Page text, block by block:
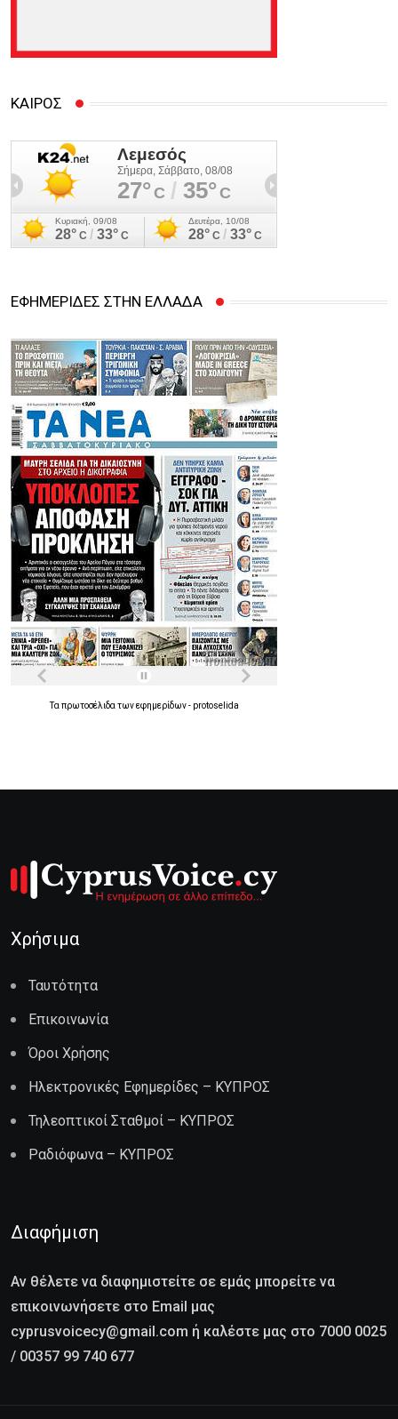
ΚΑΙΡΟΣ
ΕΦΗΜΕΡΙΔΕΣ ΣΤΗΝ ΕΛΛΑΔΑ
Τα πρωτοσέλιδα τωνεφημερίδων- protoselida
Χρήσιμα
Ταυτότητα
Επικοινωνία
Όροι Χρήσης
Ηλεκτρονικές Εφημερίδες – ΚΥΠΡΟΣ
Τηλεοπτικοί Σταθμοί – ΚΥΠΡΟΣ
Ραδιόφωνα – ΚΥΠΡΟΣ
Διαφήμιση
Αν θέλετε να διαφημιστείτε σε εμάς μπορείτε να
επικοινωνήσετε στο Email μας
cyprusvoicecy@gmail.com ή καλέστε μας στο 7000 0025
/ 00357 99 740 677